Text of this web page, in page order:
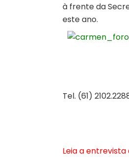
à frente da
este ano.
Tel. (61)
Leia a